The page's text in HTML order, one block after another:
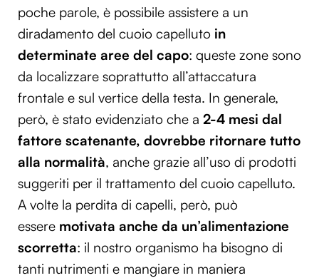
poche parole, è possibile assistere a un
diradamento del cuoio capelluto in
determinate aree del capo: queste zone sono
da localizzare soprattutto all’attaccatura
frontale e sul vertice della testa. In generale,
però, è stato evidenziato che a 2-4 mesi dal
fattore scatenante, dovrebbe ritornare tutto
alla normalità, anche grazie all’uso di prodotti
suggeriti per il trattamento del cuoio capelluto.
A volte la perdita di capelli, però, può
essere motivata anche da un’alimentazione
scorretta: il nostro organismo ha bisogno di
tanti nutrimenti e mangiare in maniera